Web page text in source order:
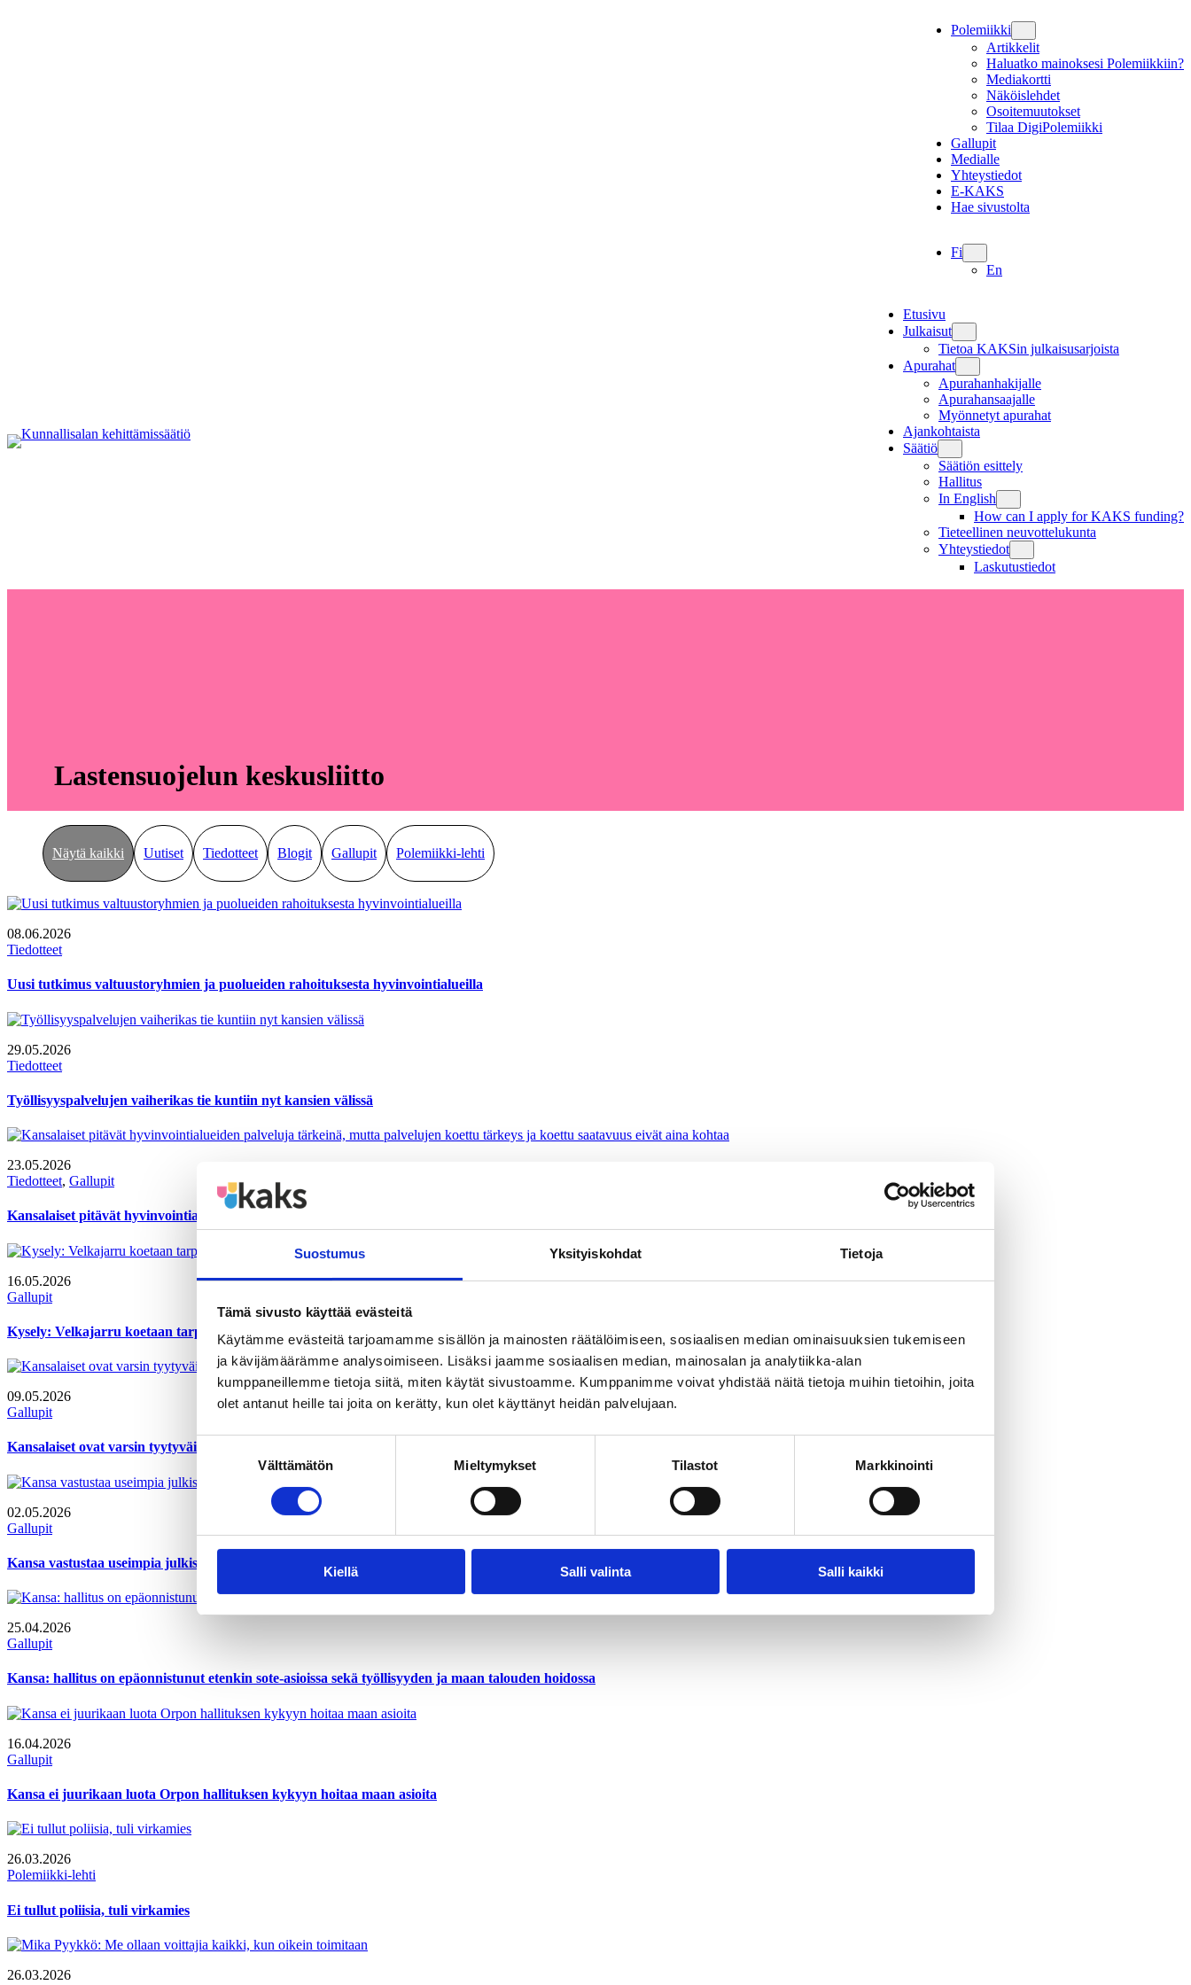
Suostumus Yksityiskohdat Tietoja
Tämä sivusto käyttää evästeitä
Käytämme evästeitä tarjoamamme sisällön ja mainosten räätälöimiseen, sosiaalisen median ominaisuuksien tukemiseen
ja kävijämäärämme analysoimiseen. Lisäksi jaamme sosiaalisen median, mainosalan ja analytiikka-alan
kumppaneillemme tietoja siitä, miten käytät sivustoamme. Kumppanimme voivat yhdistää näitä tietoja muihin tietoihin, joita
olet antanut heille tai joita on kerätty, kun olet käyttänyt heidän palvelujaan.
Suostumuksen
Välttämätön Mieltymykset Tilastot Markkinointi
Kiellä Salli valinta Salli kaikki
Polemiikki
Artikkelit
Haluatko mainoksesi Polemiikkiin?
Mediakortti
Näköislehdet
Osoitemuutokset
Tilaa DigiPolemiikki
Gallupit
Medialle
Yhteystiedot
E-KAKS
Hae sivustolta
Fi
En
Etusivu
Julkaisut
Tietoa KAKSin julkaisusarjoista
Apurahat
Apurahanhakijalle
Apurahansaajalle
Myönnetyt apurahat
Ajankohtaista
Säätiö
Säätiön esittely
Hallitus
In English
How can I apply for KAKS funding?
Tieteellinen neuvottelukunta
Yhteystiedot
Laskutustiedot
Lastensuojelun keskusliitto
Näytä kaikki Uutiset Tiedotteet Blogit Gallupit Polemiikki-lehti
08.06.2026
Tiedotteet
Uusi tutkimus valtuustoryhmien ja puolueiden rahoituksesta hyvinvointialueilla
29.05.2026
Tiedotteet
Työllisyyspalvelujen vaiherikas tie kuntiin nyt kansien välissä
23.05.2026
Tiedotteet, Gallupit
Kansalaiset pitävät hyvinvointialueiden palveluja tärkeinä, mutta palvelujen koettu tärkeys ja koettu saatavuus eivät aina kohtaa
16.05.2026
Gallupit
Kysely: Velkajarru koetaan tarpeelliseksi ja EU:n tarkkailuluokalle joutuminen on otettava vakavasti
09.05.2026
Gallupit
Kansalaiset ovat varsin tyytyväisiä kotikuntansa palveluihin, mutta enemmistö pitää vanhustenhuoltoa riittämättömänä
02.05.2026
Gallupit
Kansa vastustaa useimpia julkisen talouden säästötoimia
25.04.2026
Gallupit
Kansa: hallitus on epäonnistunut etenkin sote-asioissa sekä työllisyyden ja maan talouden hoidossa
16.04.2026
Gallupit
Kansa ei juurikaan luota Orpon hallituksen kykyyn hoitaa maan asioita
26.03.2026
Polemiikki-lehti
Ei tullut poliisia, tuli virkamies
26.03.2026